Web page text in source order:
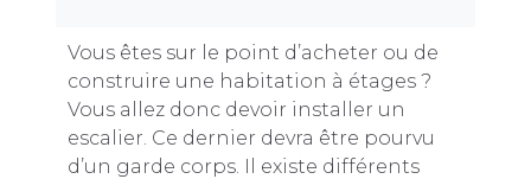
Vous êtes sur le point d’acheter ou de
construire une habitation à étages ?
Vous allez donc devoir installer un
escalier. Ce dernier devra être pourvu
d’un garde corps. Il existe différents